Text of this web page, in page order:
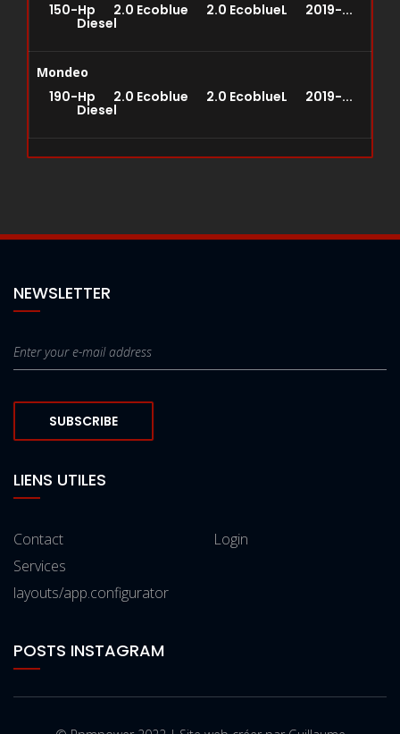
150-Hp 2.0 Ecoblue 2.0 EcoblueL 2019-...
Diesel
Mondeo
190-Hp 2.0 Ecoblue 2.0 EcoblueL 2019-...
Diesel
NEWSLETTER
SUBSCRIBE
LIENS UTILES
Contact
Services
layouts/app.configurator
Login
POSTS INSTAGRAM